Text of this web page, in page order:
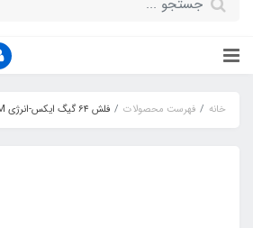
خانه فهرست محصولات فلش ۶۴ گیگ ایکس-انرژی X-Energy Golden GEM